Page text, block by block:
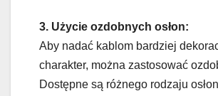
3. Użycie ozdobnych osłon:
Aby nadać kablom bardziej
charakter, można zastosować
Dostępne są różnego rodzaju